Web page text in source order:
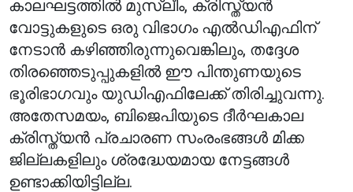
കാലഘട്ടത്തിൽ മുസ്ലീം, ക്രിസ്ത്യൻ
വോട്ടുകളുടെ ഒരു വിഭാഗം എൽഡിഎഫിന്
നേടാൻ കഴിഞ്ഞിരുന്നുവെങ്കിലും, തദ്ദേശ
തിരഞ്ഞെടുപ്പുകളിൽ ഈ പിന്തുണയുടെ
ഭൂരിഭാഗവും യുഡിഎഫിലേക്ക് തിരിച്ചുവന്നു.
അതേസമയം, ബിജെപിയുടെ ദീർഘകാല
ക്രിസ്ത്യൻ പ്രചാരണ സംരംഭങ്ങൾ മിക്ക
ജില്ലകളിലും ശ്രദ്ധേയമായ നേട്ടങ്ങൾ
ഉണ്ടാക്കിയിട്ടില്ല.